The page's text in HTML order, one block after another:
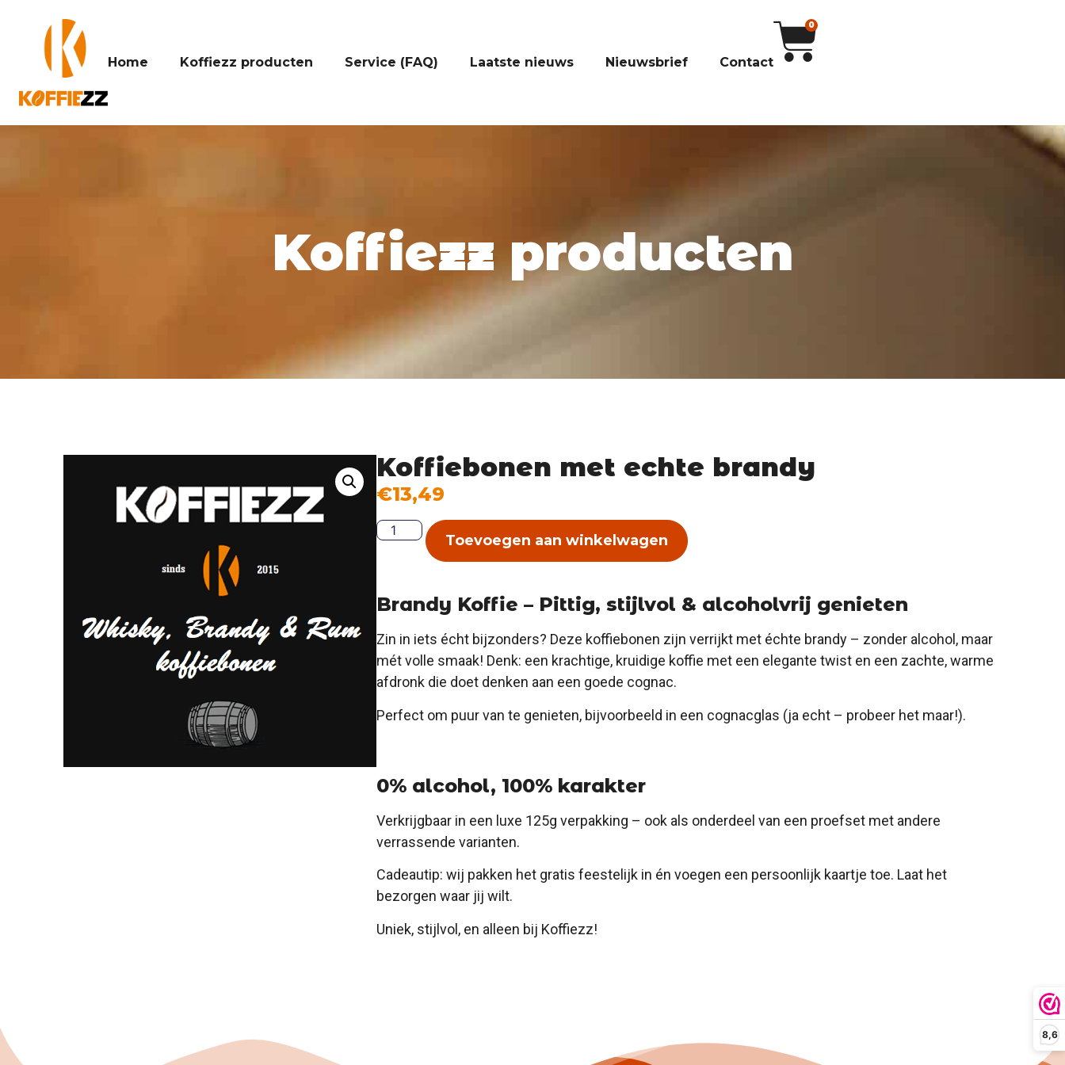
8,6
Home Koffiezz producten Service (FAQ) Laatste nieuws Nieuwsbrief Contact
0
Koffiezz producten
Koffiebonen met echte brandy
€13,49
Toevoegen aan winkelwagen
Brandy Koffie – Pittig, stijlvol & alcoholvrij genieten
Zin in iets écht bijzonders? Deze koffiebonen zijn verrijkt met échte brandy – zonder alcohol, maar
mét volle smaak! Denk: een krachtige, kruidige koffie met een elegante twist en een zachte, warme
afdronk die doet denken aan een goede cognac.
Perfect om puur van te genieten, bijvoorbeeld in een cognacglas (ja echt – probeer het maar!).
0% alcohol, 100% karakter
Verkrijgbaar in een luxe 125g verpakking – ook als onderdeel van een proefset met andere
verrassende varianten.
Cadeautip: wij pakken het gratis feestelijk in én voegen een persoonlijk kaartje toe. Laat het
bezorgen waar jij wilt.
Uniek, stijlvol, en alleen bij Koffiezz!